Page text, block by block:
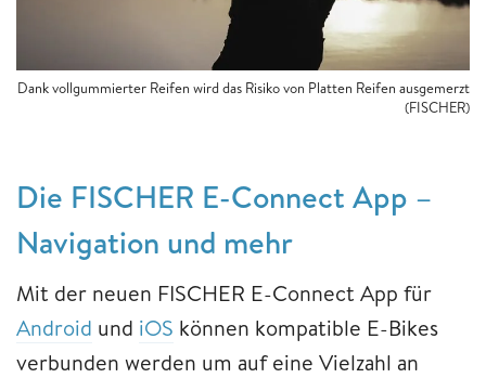
Dank vollgummierter Reifen wird das Risiko von Platten Reifen ausgemerzt
(FISCHER)
Die FISCHER E-Connect App –
Navigation und mehr
Mit der neuen FISCHER E-Connect App für
Android und iOS können kompatible E-Bikes
verbunden werden um auf eine Vielzahl an